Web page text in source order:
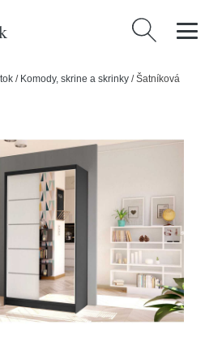
Hľadať:
/ Komody, skrine a skrinky /Šatníková
cm Čierna/biela